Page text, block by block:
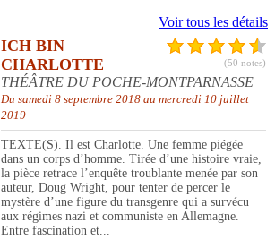
Voir tous les détails
(50 notes)
ICH BIN
CHARLOTTE
THÉÂTRE DU POCHE-MONTPARNASSE
Du samedi 8 septembre 2018 au mercredi 10 juillet
2019
TEXTE(S). Il est Charlotte. Une femme piégée
dans un corps d’homme. Tirée d’une histoire vraie,
la pièce retrace l’enquête troublante menée par son
auteur, Doug Wright, pour tenter de percer le
mystère d’une figure du transgenre qui a survécu
aux régimes nazi et communiste en Allemagne.
Entre fascination et...